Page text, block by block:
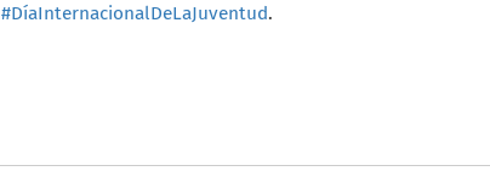
#DíaInternacionalDeLaJuventud.